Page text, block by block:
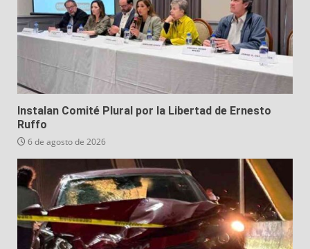
Instalan Comité Plural por la Libertad de Ernesto
Ruffo
6 de agosto de 2026